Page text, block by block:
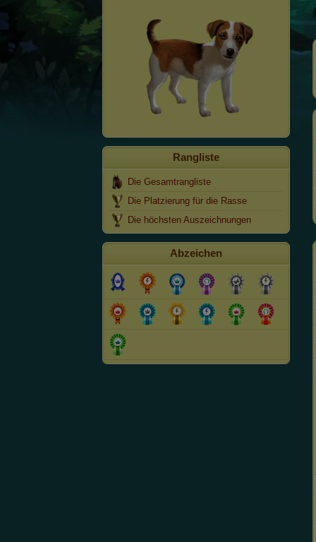
Rangliste
Die Gesamtrangliste
Die Platzierung für die Rasse
Die höchsten Auszeichnungen
Abzeichen